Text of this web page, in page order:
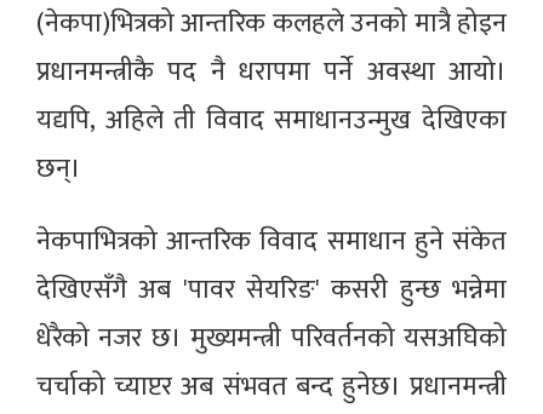
(नेकपा)भित्रको आन्तरिक कलहले उनको मात्रै होइन
प्रधानमन्त्रीकै पद नै धरापमा पर्ने अवस्था आयो।
यद्यपि, अहिले ती विवाद समाधानउन्मुख देखिएका
छन्।
नेकपाभित्रको आन्तरिक विवाद समाधान हुने संकेत
देखिएसँगै अब 'पावर सेयरिङ' कसरी हुन्छ भन्नेमा
धेरैको नजर छ। मुख्यमन्त्री परिवर्तनको यसअघिको
चर्चाको च्याप्टर अब संभवत बन्द हुनेछ। प्रधानमन्त्री